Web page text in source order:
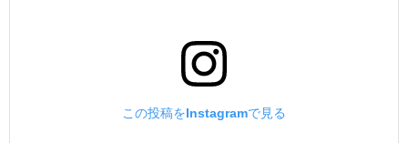
この投稿をInstagramで見る